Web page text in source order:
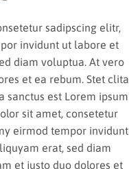
sadipscing elitr,
invidunt ut labore et
diam voluptua. At vero
et ea rebum. Stet clita
sanctus est Lorem ipsum
sit amet, consetetur
eirmod tempor invidunt
erat, sed diam
et justo duo dolores et